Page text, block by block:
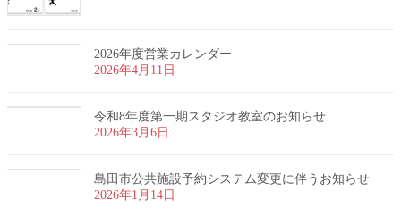
2026年度営業カレンダー
2026年4月11日
令和8年度第一期スタジオ教室のお知らせ
2026年3月6日
島田市公共施設予約システム変更に伴うお知らせ
2026年1月14日